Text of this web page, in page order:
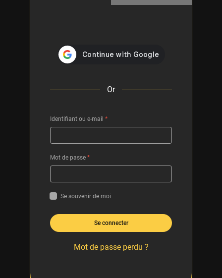
Or
Identifiant ou e-mail *
Mot de passe *
Se souvenir de moi
Se connecter
Mot de passe perdu ?